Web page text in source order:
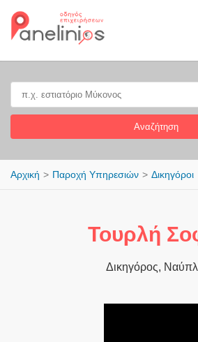
Αναζήτηση
Αρχική Παροχή Υπηρεσιών Δικηγόροι
Τουρλή
Δικηγόρος,